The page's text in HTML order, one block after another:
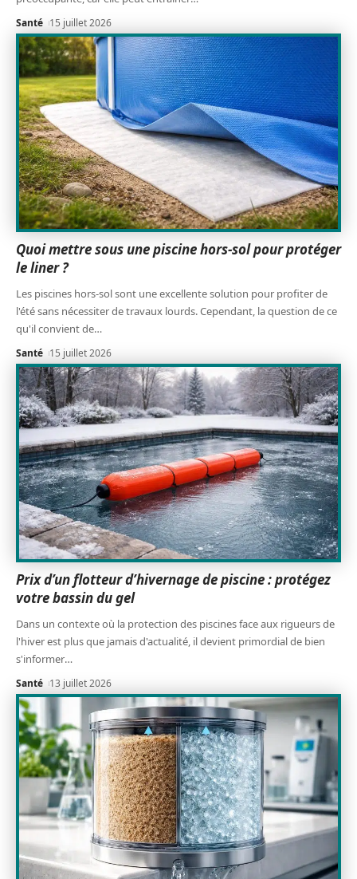
Santé 15 juillet 2026
Quoi mettre sous une piscine hors-sol pour protéger
le liner ?
Les piscines hors-sol sont une excellente solution pour profiter de
l'été sans nécessiter de travaux lourds. Cependant, la question de ce
qu'il convient de…
Santé 15 juillet 2026
Prix d’un flotteur d’hivernage de piscine : protégez
votre bassin du gel
Dans un contexte où la protection des piscines face aux rigueurs de
l'hiver est plus que jamais d'actualité, il devient primordial de bien
s'informer…
Santé 13 juillet 2026